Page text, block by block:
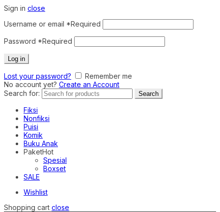
Sign in close
Username or email *Required
Password *Required
Log in
Lost your password?
Remember me
No account yet? Create an Account
Search for:
Search
Fiksi
Nonfiksi
Puisi
Komik
Buku Anak
PaketHot
Spesial
Boxset
SALE
Wishlist
Shopping cart close